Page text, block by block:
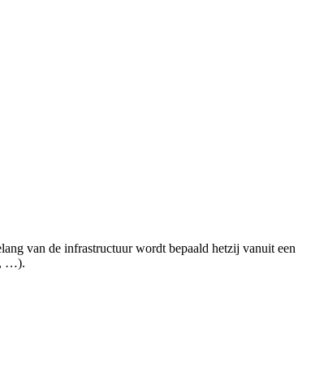
van de infrastructuur wordt bepaald hetzij vanuit een
…).